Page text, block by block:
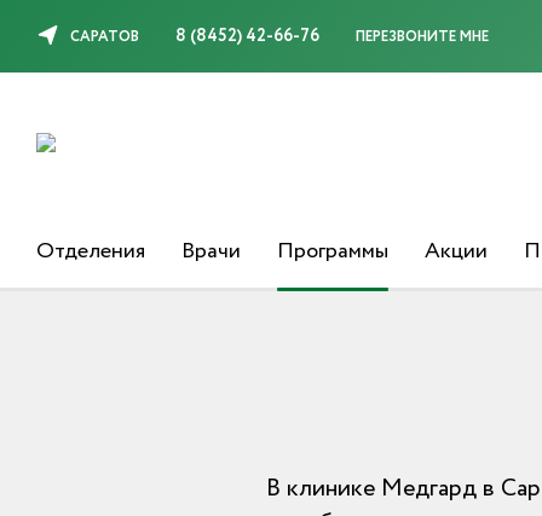
САРАТОВ 8 (8452) 42-66-76 ПЕРЕЗВОНИТЕ МНЕ
Отделения Врачи Программы Акции
В клинике Медгард в